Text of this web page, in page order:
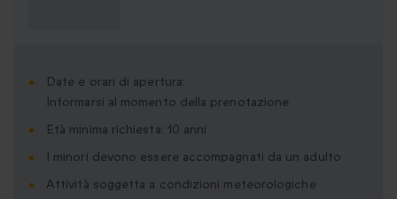
Date e orari di apertura:
Informarsi al momento della prenotazione
Età minima richiesta: 10 anni
I minori devono essere accompagnati da un adulto
Attività soggetta a condizioni meteorologiche